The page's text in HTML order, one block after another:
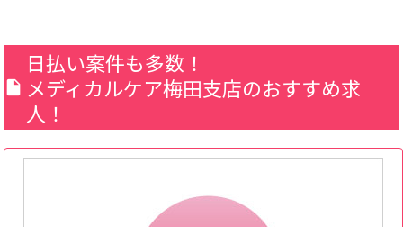
日払い案件も多数！
メディカルケア梅田支店のおすすめ求
人！